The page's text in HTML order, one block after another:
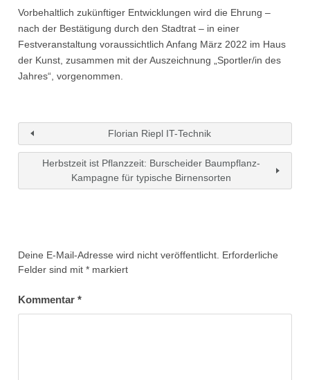
Vorbehaltlich zukünftiger Entwicklungen wird die Ehrung –
nach der Bestätigung durch den Stadtrat – in einer
Festveranstaltung voraussichtlich Anfang März 2022 im Haus
der Kunst, zusammen mit der Auszeichnung „Sportler/in des
Jahres“, vorgenommen.
Florian Riepl IT-Technik
Herbstzeit ist Pflanzzeit: Burscheider Baumpflanz-
Kampagne für typische Birnensorten
Deine E-Mail-Adresse wird nicht veröffentlicht. Erforderliche
Felder sind mit * markiert
Kommentar *